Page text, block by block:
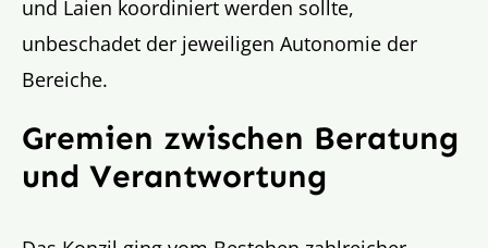
und Laien koordiniert werden sollte,
unbeschadet der jeweiligen Autonomie der
Bereiche.
Gremien zwischen Beratung
und Verantwortung